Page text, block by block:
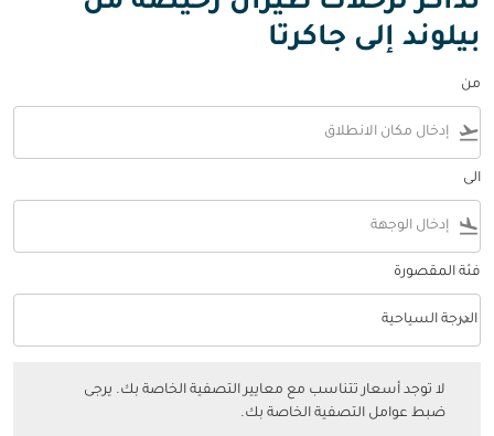
بيلوند إلى جاكرتا
من
flight_takeoff
الى
flight_land
فئة المقصورة
فئة المقصورة option الدرجة السياحية Selected
الدرجة السياحية
keyboard_arrow_down
لا توجد أسعار تتناسب مع معايير التصفية الخاصة بك. يرجى
ضبط عوامل التصفية الخاصة بك.